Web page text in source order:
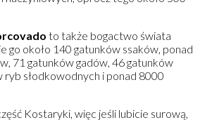
to także bogactwo świata
go około 140 gatunków ssaków, ponad
71 gatunków gadów, 46 gatunków
ryb słodkowodnych i ponad 8000
Kostaryki, więc jeśli lubicie surową,